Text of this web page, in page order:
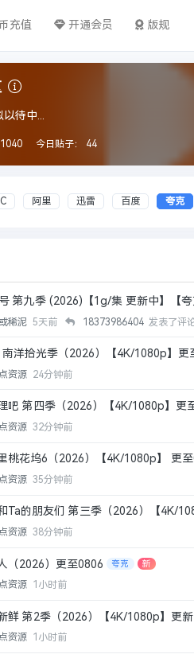
充值 开通会员 版规
待中...
1040 今日贴子： 44
阿里 迅雷 百度 夸克
第九季 (2026)【1g/集 更新中】【夸
稀泥 5天前 18373986404 发表了评
南洋拾光季（2026）【4K/1080p】更
资源 24分钟前
吧 第四季（2026）【4K/1080p】更
资源 32分钟前
桃花坞6（2026）【4K/1080p】 更
资源 35分钟前
Ta的朋友们 第三季（2026）【4K/
资源 38分钟前
（2026）更至0806 夸克 新
资源 1小时前
鲜 第2季（2026）【4K/1080p】更
资源 1小时前